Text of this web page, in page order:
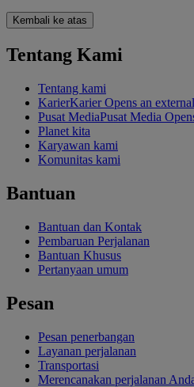
Kembali ke atas
Tentang Kami
Tentang kami
KarierKarier Opens an
Pusat MediaPusat Media
Planet kita
Karyawan kami
Komunitas kami
Bantuan
Bantuan dan Kontak
Pembaruan Perjalanan
Bantuan Khusus
Pertanyaan umum
Pesan
Pesan penerbangan
Layanan perjalanan
Transportasi
Merencanakan perjalanan